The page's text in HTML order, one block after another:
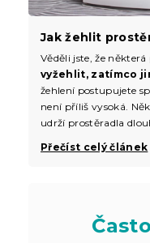
Jak žehlit
Věděli jste, že
vyžehlit, zatímco
žehlení postupujete
není příliš vysoká.
udrží prostěradla
Přečíst celý článek